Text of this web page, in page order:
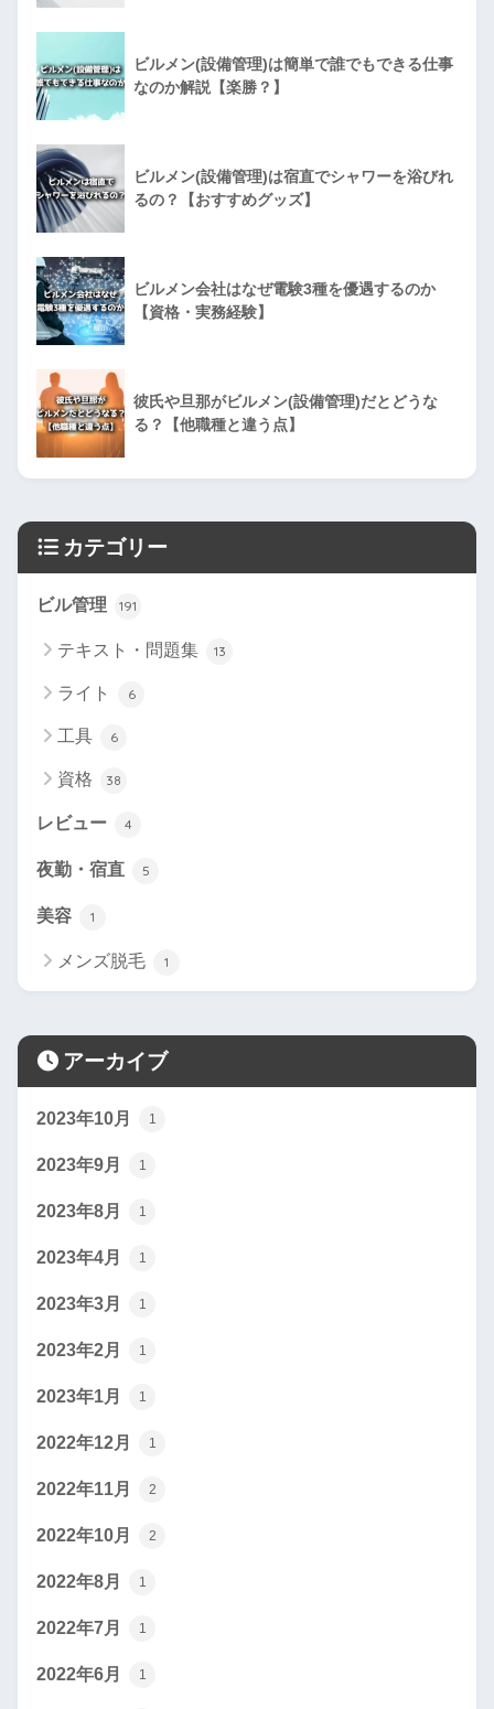
ビルメン(設備管理)は簡単で誰でもできる仕事
なのか解説【楽勝？】
ビルメン(設備管理)は宿直でシャワーを浴びれ
るの？【おすすめグッズ】
ビルメン会社はなぜ電験3種を優遇するのか
【資格・実務経験】
彼氏や旦那がビルメン(設備管理)だとどうな
る？【他職種と違う点】
カテゴリー
ビル管理 191
テキスト・問題集 13
ライト 6
工具 6
資格 38
レビュー 4
夜勤・宿直 5
美容 1
メンズ脱毛 1
アーカイブ
2023年10月 1
2023年9月 1
2023年8月 1
2023年4月 1
2023年3月 1
2023年2月 1
2023年1月 1
2022年12月 1
2022年11月 2
2022年10月 2
2022年8月 1
2022年7月 1
2022年6月 1